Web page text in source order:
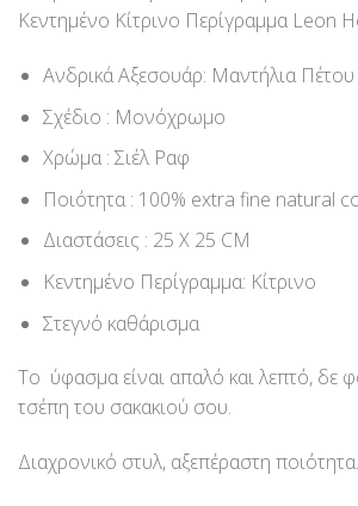
Κεντημένο Κίτρινο Περίγραμμα Leon
Ανδρικά Αξεσουάρ: Μαντήλια Πέτου
Σχέδιο : Μονόχρωμο
Χρώμα : Σιέλ Ραφ
Ποιότητα : 100% extra fine natural
Διαστάσεις : 25 Χ 25 CM
Κεντημένο Περίγραμμα: Κίτρινο
Στεγνό καθάρισμα
Το ύφασμα είναι απαλό και λεπτό, δε
τσέπη του σακακιού σου.
Διαχρονικό στυλ, αξεπέραστη ποιότητα.